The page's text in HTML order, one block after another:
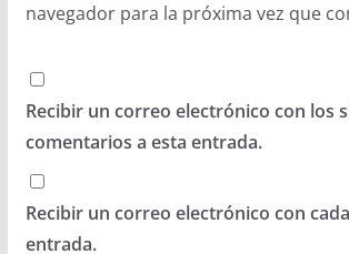
navegador para la próxima vez que
Recibir un correo electrónico con los
comentarios a esta entrada.
Recibir un correo electrónico con
entrada.